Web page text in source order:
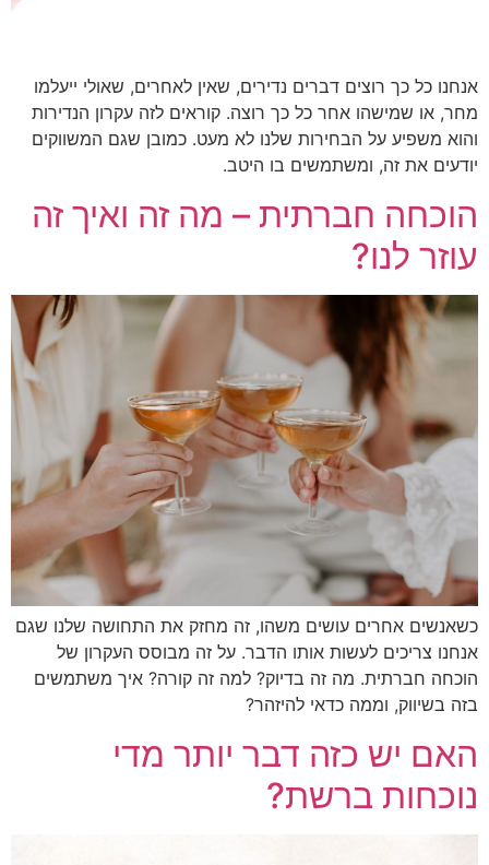
כל כך רוצים דברים נדירים, שאין לאחרים, שאולי ייעלמו
או שמישהו אחר כל כך רוצה. קוראים לזה עקרון הנדירות
משפיע על הבחירות שלנו לא מעט. כמובן שגם המשווקים
את זה, ומשתמשים בו היטב.
חברתית – מה זה ואיך זה
לנו?
אחרים עושים משהו, זה מחזק את התחושה שלנו שגם
צריכים לעשות אותו הדבר. על זה מבוסס העקרון של
חברתית. מה זה בדיוק? למה זה קורה? איך משתמשים
בשיווק, וממה כדאי להיזהר?
יש כזה דבר יותר מדי
ברשת?